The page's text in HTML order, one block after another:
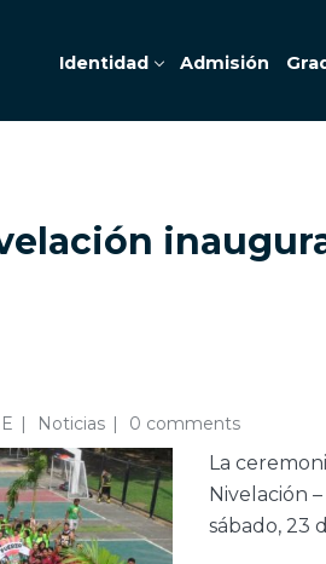
Identidad Admisión
Noticias 0 comments
La
Nivelación
sábado, 23